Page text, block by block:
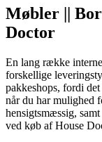
Møbler ||
Doctor
En lang række
forskellige
pakkeshops, fordi
når du har mulighed
hensigtsmæssig,
ved køb af House